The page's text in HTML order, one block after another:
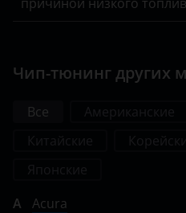
Чип-тюнинг других
Все
A
Acura